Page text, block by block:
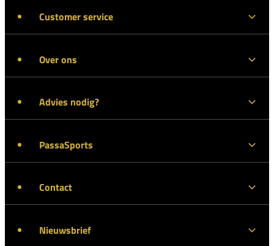
Customer service
Over ons
Advies nodig?
PassaSports
Contact
Nieuwsbrief